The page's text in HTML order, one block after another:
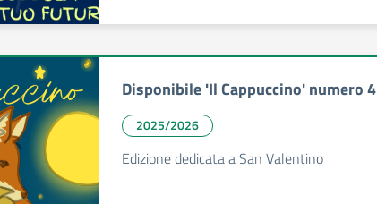
Disponibile 'Il Cappuccino' numero 4
2025/2026
Edizione dedicata a San Valentino